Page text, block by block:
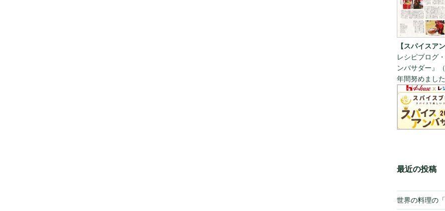
【スパイスア
レシピブログ
ンバサダー』
年間努めました
最近の投稿
世界の料理の